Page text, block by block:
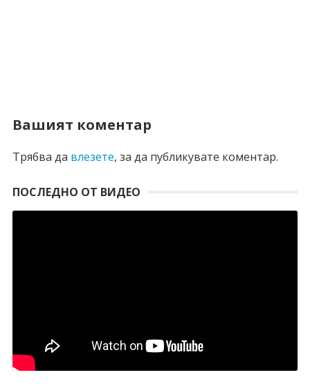
Вашият коментар
Трябва да влезете, за да публикувате коментар.
ПОСЛЕДНО ОТ ВИДЕО